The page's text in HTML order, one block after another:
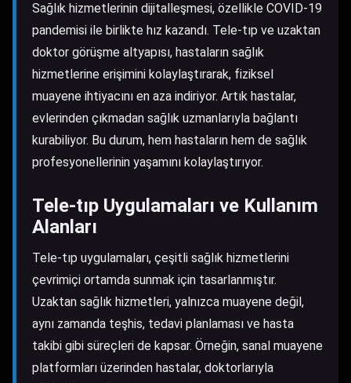
Sağlık hizmetlerinin dijitalleşmesi, özellikle COVID-19
pandemisi ile birlikte hız kazandı. Tele-tıp ve uzaktan
doktor görüşme altyapısı, hastaların sağlık
hizmetlerine erişimini kolaylaştırarak, fiziksel
muayene ihtiyacını en aza indiriyor. Artık hastalar,
evlerinden çıkmadan sağlık uzmanlarıyla bağlantı
kurabiliyor. Bu durum, hem hastaların hem de sağlık
profesyonellerinin yaşamını kolaylaştırıyor.
Tele-tıp Uygulamaları ve Kullanım
Alanları
Tele-tıp uygulamaları, çeşitli sağlık hizmetlerini
çevrimiçi ortamda sunmak için tasarlanmıştır.
Uzaktan sağlık hizmetleri, yalnızca muayene değil,
aynı zamanda teşhis, tedavi planlaması ve hasta
takibi gibi süreçleri de kapsar. Örneğin, sanal muayene
platformları üzerinden hastalar, doktorlarıyla